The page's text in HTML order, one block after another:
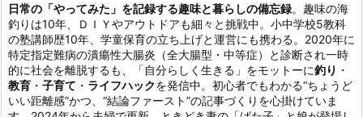
日常の「やってみた」を記録する趣味と暮らしの備忘録。趣味の海
釣りは10年、ＤＩＹやアウトドアも細々と挑戦中。小中学校5教科
の塾講師歴10年、学童保育の立ち上げと運営にも携わる。2020年に
特定指定難病の潰瘍性大腸炎（全大腸型・中等症）と診断され一時
的に社会を離脱するも、「自分らしく生きる」をモットーに釣り ・
教育 ・ 子育て ・ ライフハックを発信中。初心者でもわかる“ちょうど
いい距離感”かつ、“結論ファースト”の記事づくりを心掛けていま